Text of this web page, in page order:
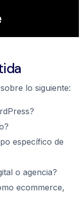
lo siguiente:
específico de
o agencia?
ecommerce,